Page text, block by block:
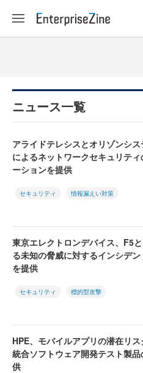
ニュース一覧
アライドテレシスとオリゾンシ
によるネットワークセキュリテ
ーションを提供
セキュリティ 情報漏えい対策
東京エレクトロンデバイス、F5
る未知の脅威に対するインシデ
を提供
セキュリティ 標的型攻撃
HPE、モバイルアプリの潜在リ
統合ソフトウェア開発テスト製
供